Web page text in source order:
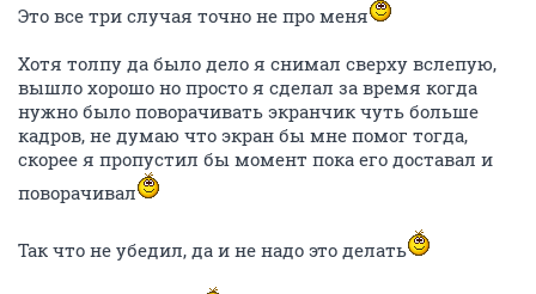
Это все три случая точно не про меня
Хотя толпу да было дело я снимал сверху вслепую,
вышло хорошо но просто я сделал за время когда
нужно было поворачивать экранчик чуть больше
кадров, не думаю что экран бы мне помог тогда,
скорее я пропустил бы момент пока его доставал и
поворачивал
Так что не убедил, да и не надо это делать